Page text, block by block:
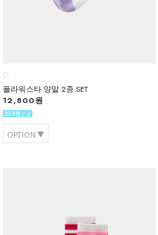
플라워스타 양말 2종 SET
12,800원
OPTION